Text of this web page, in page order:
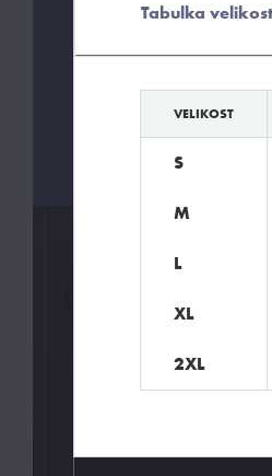
Tabulka
VELIKOST
S
M
L
XL
2XL
Pánské módní prádlo